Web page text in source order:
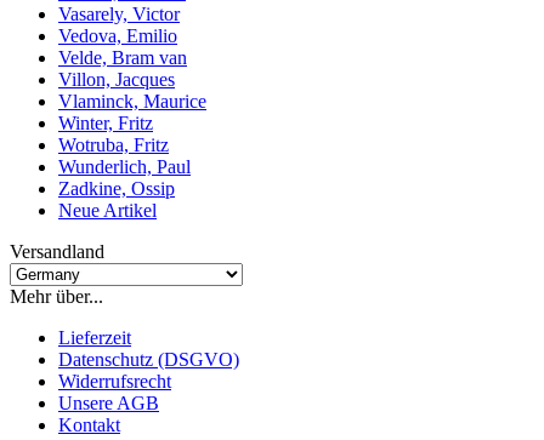
Vasarely, Victor
Vedova, Emilio
Velde, Bram van
Villon, Jacques
Vlaminck, Maurice
Winter, Fritz
Wotruba, Fritz
Wunderlich, Paul
Zadkine, Ossip
Neue Artikel
Versandland
Mehr über...
Lieferzeit
Datenschutz (DSGVO)
Widerrufsrecht
Unsere AGB
Kontakt